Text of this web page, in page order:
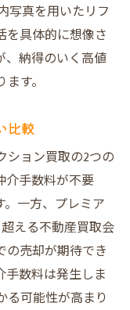
写真を用いたリフ
を具体的に想像さ
、納得のいく高値
す。
比較
ション買取の2つの
介手数料が不要
一方、プレミア
える不動産買取会
の売却が期待でき
手数料は発生しま
る可能性が高まり